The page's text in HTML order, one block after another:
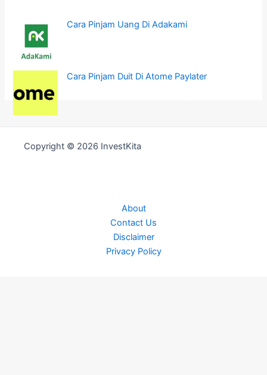
Cara Pinjam Uang Di Adakami
Cara Pinjam Duit Di Atome Paylater
Copyright © 2026 InvestKita
About
Contact Us
Disclaimer
Privacy Policy